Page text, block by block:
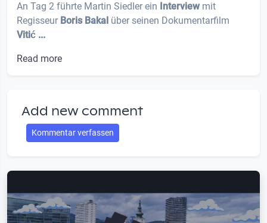
An Tag 2 führte Martin Siedler ein Interview mit
Regisseur Boris Bakal über seinen Dokumentarfilm
Vitić ...
Read more
Add new comment
Kommentar verfassen